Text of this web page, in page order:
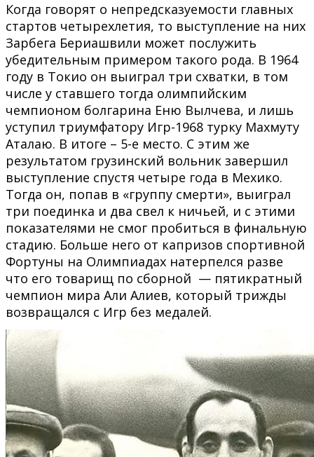
Когда говорят о непредсказуемости главных
стартов четырехлетия, то выступление на них
Зарбега Бериашвили может послужить
убедительным примером такого рода. В 1964
году в Токио он выиграл три схватки, в том
числе у ставшего тогда олимпийским
чемпионом болгарина Еню Вылчева, и лишь
уступил триумфатору Игр-1968 турку Махмуту
Аталаю. В итоге – 5-е место. С этим же
результатом грузинский вольник завершил
выступление спустя четыре года в Мехико.
Тогда он, попав в «группу смерти», выиграл
три поединка и два свел к ничьей, и с этими
показателями не смог пробиться в финальную
стадию. Больше него от капризов спортивной
Фортуны на Олимпиадах натерпелся разве
что его товарищ по сборной — пятикратный
чемпион мира Али Алиев, который трижды
возвращался с Игр без медалей.